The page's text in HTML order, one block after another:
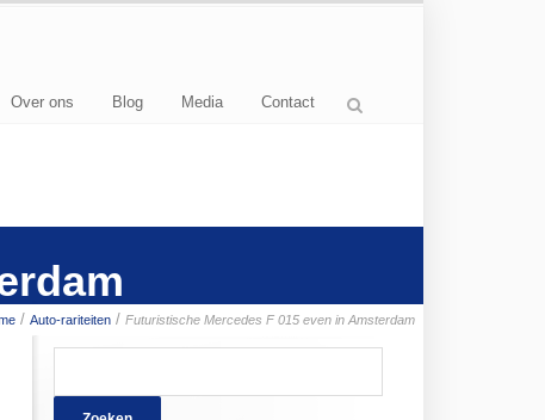
Over ons Blog Media Contact
/ Auto-rariteiten / Futuristische Mercedes F 015 even in Amsterdam